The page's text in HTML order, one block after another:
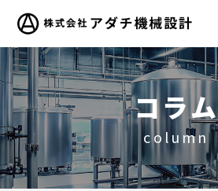
コラム
column